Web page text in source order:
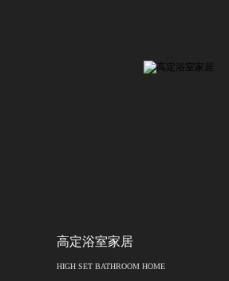
高定浴室家居
HIGH SET BATHROOM HOME